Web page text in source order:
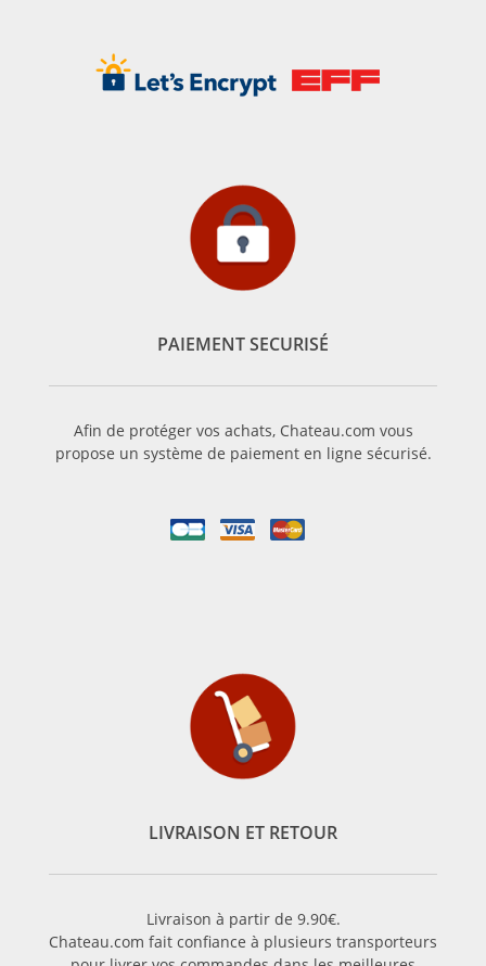
PAIEMENT SECURISÉ
Afin de protéger vos achats, Chateau.com vous
propose un système de paiement en ligne sécurisé.
LIVRAISON ET RETOUR
Livraison à partir de 9.90€.
Chateau.com fait confiance à plusieurs transporteurs